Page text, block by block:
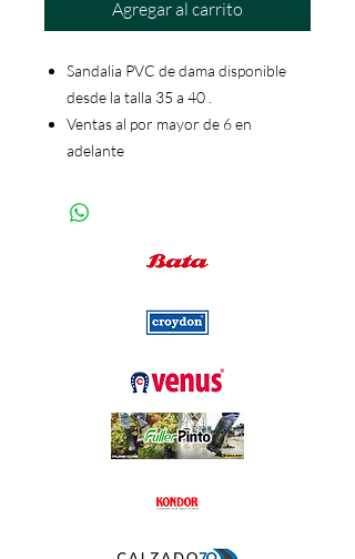
Agregar al carrito
Sandalia PVC de dama disponible
desde la talla 35 a 40 .
Ventas al por mayor de 6 en
adelante